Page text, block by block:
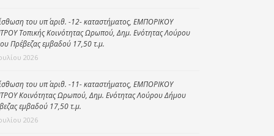
του υπ΄ αριθ. -12- καταστήματος, ΕΜΠΟΡΙΚΟΥ
Τοπικής Κοινότητας Ωρωπού, Δημ. Ενότητας Λούρου
Πρέβεζας εμβαδού 17,50 τ.μ.
2026
του υπ΄ αριθ. -11- καταστήματος, ΕΜΠΟΡΙΚΟΥ
Κοινότητας Ωρωπού, Δημ. Ενότητας Λούρου Δήμου
εμβαδού 17,50 τ.μ.
2026